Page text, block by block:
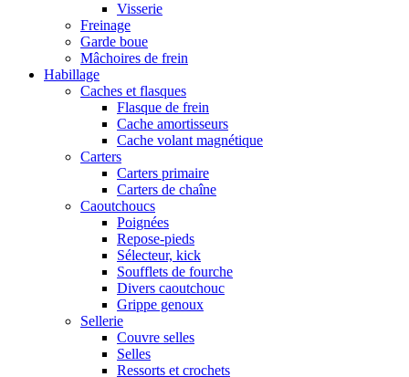
Visserie
Freinage
Garde boue
Mâchoires de frein
Habillage
Caches et flasques
Flasque de frein
Cache amortisseurs
Cache volant magnétique
Carters
Carters primaire
Carters de chaîne
Caoutchoucs
Poignées
Repose-pieds
Sélecteur, kick
Soufflets de fourche
Divers caoutchouc
Grippe genoux
Sellerie
Couvre selles
Selles
Ressorts et crochets